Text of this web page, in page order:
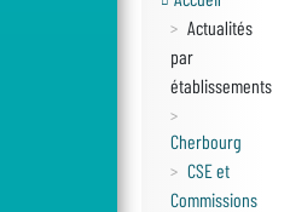
Actualités
par
établissements
Cherbourg
CSE et
Commissions